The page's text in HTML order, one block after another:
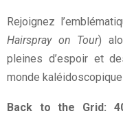
Rejoignez
Hairspray on Tour)
pleines d’espoir et
monde
Back to the Grid: